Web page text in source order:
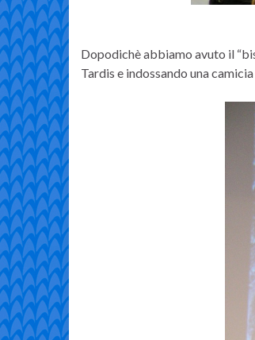
Dopodichè abbiamo avuto il
Tardis e indossando una